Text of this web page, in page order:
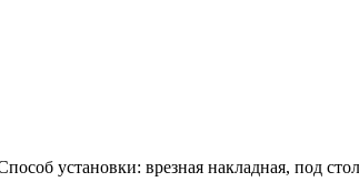
установки: врезная накладная, под